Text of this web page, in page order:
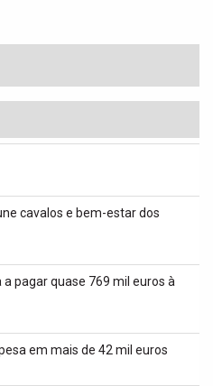
cavalos e bem-estar dos
pagar quase 769 mil euros à
em mais de 42 mil euros